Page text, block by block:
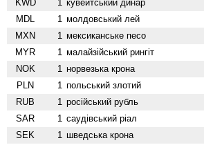
KWD 1 кувейтський динар
MDL 1 молдовський лей
MXN 1 мексиканське песо
MYR 1 малайзійський рингіт
NOK 1 норвезька крона
PLN 1 польський злотий
RUB 1 російський рубль
SAR 1 саудівський ріал
SEK 1 шведська крона